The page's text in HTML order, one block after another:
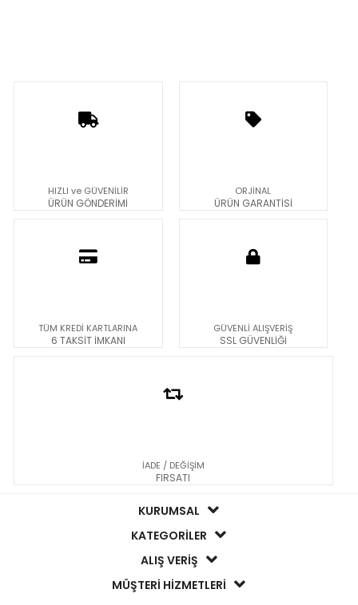
HIZLI ve GÜVENİLİR
ÜRÜN GÖNDERİMİ
ORJİNAL
ÜRÜN GARANTİSİ
TÜM KREDİ KARTLARINA
6 TAKSİT İMKANI
GÜVENLİ ALIŞVERİŞ
SSL GÜVENLİĞİ
İADE / DEĞİŞİM
FIRSATI
KURUMSAL
KATEGORİLER
ALIŞ VERİŞ
MÜŞTERİ HİZMETLERİ